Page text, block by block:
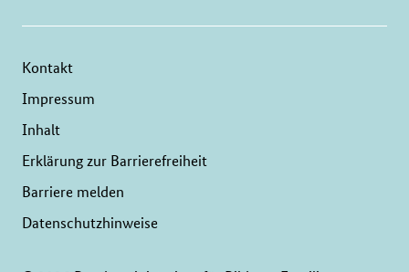
Kontakt
Impressum
Inhalt
Erklärung zur Barrierefreiheit
Barriere melden
Datenschutzhinweise